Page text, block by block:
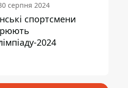
серпня 2024
спортсмени
2024